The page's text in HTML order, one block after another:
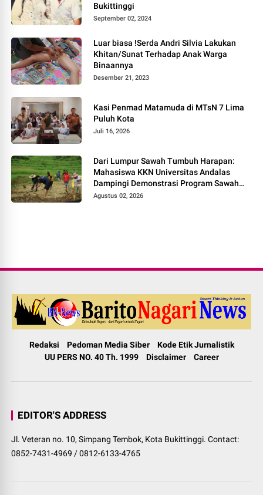
Bukittinggi
September 02, 2024
Luar biasa !Serda Andri Silvia Lakukan
Khitan/Sunat Terhadap Anak Warga
Binaannya
Desember 21, 2023
Kasi Penmad Matamuda di MTsN 7 Lima
Puluh Kota
Juli 16, 2026
Dari Lumpur Sawah Tumbuh Harapan:
Mahasiswa KKN Universitas Andalas
Dampingi Demonstrasi Program Sawah
Pokok Murah di Jorong Bayua
Agustus 02, 2026
Redaksi Pedoman Media Siber
Kode Etik Jurnalistik
UU PERS NO. 40 Th. 1999
Disclaimer Career
EDITOR'S ADDRESS
Jl. Veteran no. 10, Simpang Tembok, Kota Bukittinggi. Contact:
0852-7431-4969 / 0812-6133-4765